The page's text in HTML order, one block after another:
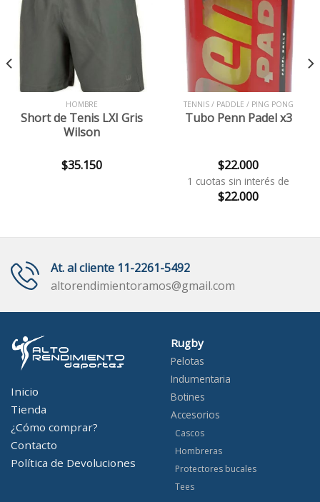
HOMBRE
Short de Tenis LXI Gris
Wilson
$35.150
TENNIS / PADDLE / PING PONG
Tubo Penn Padel x3
$22.000
1 cuotas sin interés de
$22.000
At. al cliente 11-2261-5492
altorendimientoramos@gmail.com
Inicio
Tienda
¿Cómo comprar?
Contacto
Política de Devoluciones
Rugby
Pelotas
Indumentaria
Botines
Accesorios
Cascos
Hombreras
Protectores bucales
Tees